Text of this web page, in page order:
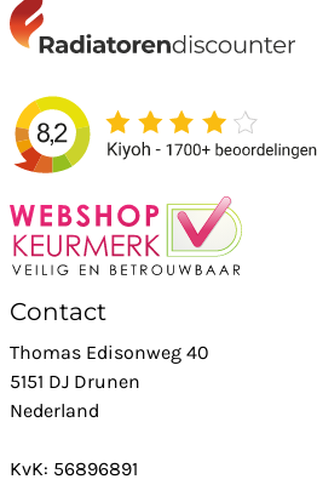
Contact
Thomas Edisonweg 40
5151 DJ Drunen
Nederland
KvK: 56896891